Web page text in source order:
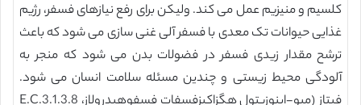
کلسیم و منیزیم عمل می کند. ولیکن برای رفع نیازهای فسفر، رژیم
غذایی حیوانات تک معدی با فسفر آلی غنی سازی می شود که باعث
ترشح مقدار زیدی فسفر در فضولات بدن می شود که منجر به
آلودگی محیط زیستی و چندین مسئله سلامت انسان می شود.